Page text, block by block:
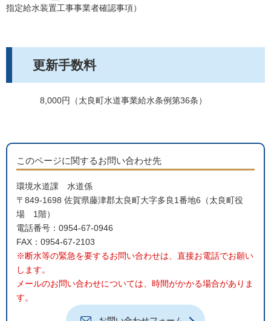
指定給水装置工事事業者確認事項）
更新手数料
8,000円（太良町水道事業給水条例第36条）
このページに関するお問い合わせ先
環境水道課 水道係
〒849-1698 佐賀県藤津郡太良町大字多良1番地6（太良町役
場 1階）
電話番号：0954-67-0946
FAX：0954-67-2103
※断水等の緊急を要するお問い合わせは、直接お電話でお願い
します。
メールのお問い合わせについては、時間がかかる場合がありま
す。